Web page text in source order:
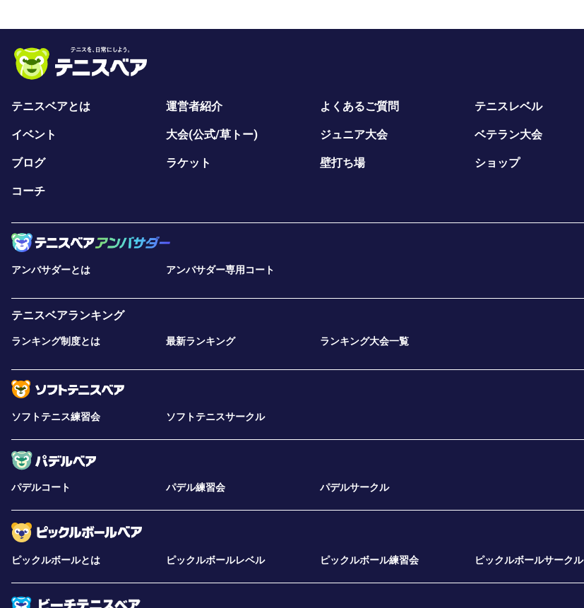
テニスベアとは 運営者紹介 よくあるご質問 テニスレベル
イベント 大会(公式/草トー) ジュニア大会 ベテラン大会
ブログ ラケット 壁打ち場 ショップ
コーチ
アンバサダーとは アンバサダー専用コート
テニスベアランキング
ランキング制度とは 最新ランキング ランキング大会一覧
ソフトテニス練習会 ソフトテニスサークル
パデルコート パデル練習会 パデルサークル
ピックルボールとは ピックルボールレベル ピックルボール練習会 ピックルボールサークル